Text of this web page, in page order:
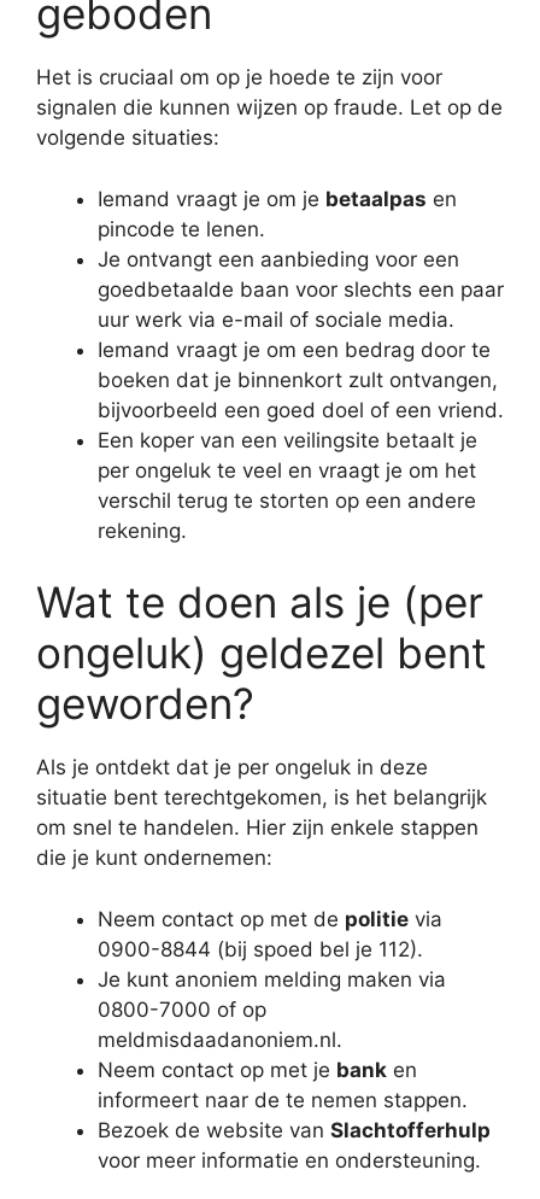
geboden
Het is cruciaal om op je hoede te zijn voor
signalen die kunnen wijzen op fraude. Let op de
volgende situaties:
Iemand vraagt je om je betaalpas en
pincode te lenen.
Je ontvangt een aanbieding voor een
goedbetaalde baan voor slechts een paar
uur werk via e-mail of sociale media.
Iemand vraagt je om een bedrag door te
boeken dat je binnenkort zult ontvangen,
bijvoorbeeld een goed doel of een vriend.
Een koper van een veilingsite betaalt je
per ongeluk te veel en vraagt je om het
verschil terug te storten op een andere
rekening.
Wat te doen als je (per
ongeluk) geldezel bent
geworden?
Als je ontdekt dat je per ongeluk in deze
situatie bent terechtgekomen, is het belangrijk
om snel te handelen. Hier zijn enkele stappen
die je kunt ondernemen:
Neem contact op met de politie via
0900-8844 (bij spoed bel je 112).
Je kunt anoniem melding maken via
0800-7000 of op
meldmisdaadanoniem.nl.
Neem contact op met je bank en
informeert naar de te nemen stappen.
Bezoek de website van Slachtofferhulp
voor meer informatie en ondersteuning.